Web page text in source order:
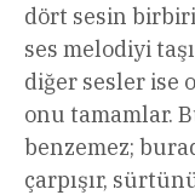
dört sesin
ses melodiyi
diğer sesler ise
onu tamamlar.
benzemez;
çarpışır,